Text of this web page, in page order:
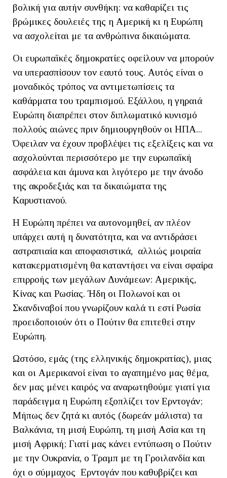
βολική για αυτήν συνθήκη: να καθαρίζει τις
βρώμικες δουλειές της η Αμερική κι η Ευρώπη
να ασχολείται με τα ανθρώπινα δικαιώματα.
Οι ευρωπαϊκές δημοκρατίες οφείλουν να μπορούν
να υπερασπίσουν τον εαυτό τους. Αυτός είναι ο
μοναδικός τρόπος να αντιμετωπίσεις τα
καθάρματα του τραμπισμού. Εξάλλου, η γηραιά
Ευρώπη διαπρέπει στον διπλωματικό κυνισμό
πολλούς αιώνες πριν δημιουργηθούν οι ΗΠΑ...
Όφειλαν να έχουν προβλέψει τις εξελίξεις και να
ασχολούνται περισσότερο με την ευρωπαϊκή
ασφάλεια και άμυνα και λιγότερο με την άνοδο
της ακροδεξιάς και τα δικαιώματα της
Καρυστιανού.
Η Ευρώπη πρέπει να αυτονομηθεί, αν πλέον
υπάρχει αυτή η δυνατότητα, και να αντιδράσει
αστραπιαία και αποφασιστικά, αλλιώς μοιραία
κατακερματισμένη θα καταντήσει να είναι σφαίρα
επιρροής των μεγάλων Δυνάμεων: Αμερικής,
Κίνας και Ρωσίας. Ήδη οι Πολωνοί και οι
Σκανδιναβοί που γνωρίζουν καλά τι εστί Ρωσία
προειδοποιούν ότι ο Πούτιν θα επιτεθεί στην
Ευρώπη.
Ωστόσο, εμάς (της ελληνικής δημοκρατίας), μιας
και οι Αμερικανοί είναι το αγαπημένο μας θέμα,
δεν μας μένει καιρός να αναρωτηθούμε γιατί για
παράδειγμα η Ευρώπη εξοπλίζει τον Ερντογάν;
Μήπως δεν ζητά κι αυτός (δωρεάν μάλιστα) τα
Βαλκάνια, τη μισή Ευρώπη, τη μισή Ασία και τη
μισή Αφρική; Γιατί μας κάνει εντύπωση ο Πούτιν
με την Ουκρανία, ο Τραμπ με τη Γροιλανδία και
όχι ο σύμμαχος Ερντογάν που καθυβρίζει και